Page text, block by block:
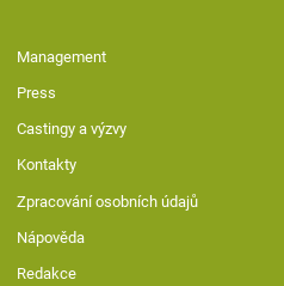
Management
Press
Castingy a výzvy
Kontakty
Zpracování osobních údajů
Nápověda
Redakce